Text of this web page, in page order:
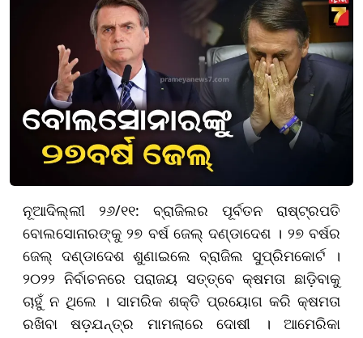
ନୂଆଦିଲ୍ଲୀ ୨୬/୧୧: ବ୍ରାଜିଲର ପୂର୍ବତନ ରାଷ୍ଟ୍ରପତି
ବୋଲସୋନାରଙ୍କୁ ୨୭ ବର୍ଷ ଜେଲ୍‌ ଦଣ୍ଡାଦେଶ । ୨୭ ବର୍ଷର
ଜେଲ୍‌ ଦଣ୍ଡାଦେଶ ଶୁଣାଇଲେ ବ୍ରାଜିଲ ସୁପ୍ରିମକୋର୍ଟ ।
୨୦୨୨ ନିର୍ବାଚନରେ ପରାଜୟ ସତ୍ତ୍ବେ କ୍ଷମତା ଛାଡ଼ିବାକୁ
ଚାହୁଁ ନ ଥିଲେ । ସାମରିକ ଶକ୍ତି ପ୍ରୟୋଗ କରି କ୍ଷମତା
ରଖିବା ଷଡ଼ଯନ୍ତ୍ର ମାମଲାରେ ଦୋଷୀ । ଆମେରିକା